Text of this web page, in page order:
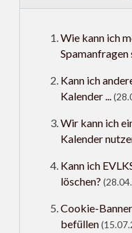
Wie kann ich
Spamanfragen
Kann ich
Kalender ...
Wir kann ich
Kalender
Kann ich
löschen?
Cookie-
befüllen